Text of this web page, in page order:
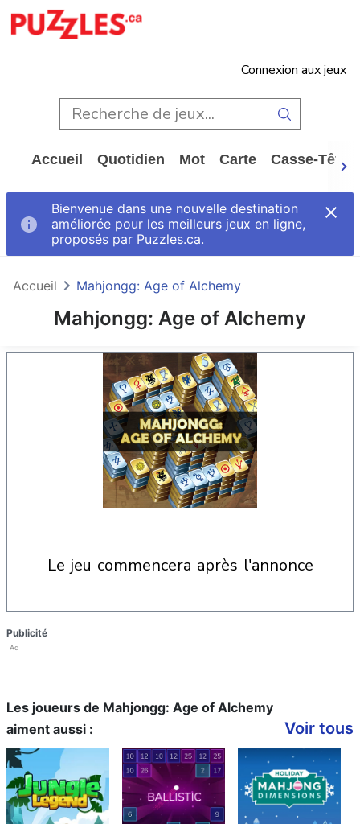
Connexion aux jeux
Accueil Quotidien Mot Carte Casse-Tête
Bienvenue dans une nouvelle destination
améliorée pour les meilleurs jeux en ligne,
proposés par Puzzles.ca.
Mahjongg: Age of Alchemy
Accueil Mahjongg: Age of Alchemy
le jeu commencera après l'annonce
Publicité
Ad
Les joueurs de Mahjongg: Age of Alchemy
aiment aussi :
Voir tous